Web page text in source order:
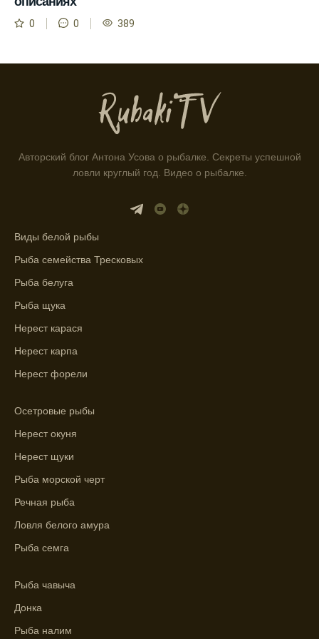
подходящее время для ловли хищной
приложении помогает выбрать наилучшие
места для рыбалки.
Прогноз клева учитывает влияние лунных
фаз и погодных условий на активность
рыбы.
Узнайте вероятности успешной ловли на
График клева рыбы зависит от фаз луны и
Выберите лучшее время для рыбной
прогноз клева.
Зависимость активности рыбы от
клева.
максимального атмосферного давления,
как указывает прогноз клева.
Прогноз клева на сутки вперед дает ясное
представление о том, когда и где клюет
Находите ближайшие водоемы для ловли с
Учитывайте фазы луны при выборе места
0 0 389
Авторский блог Антона Усова о рыбалке. Секреты успешной
ловли круглый год. Видео о рыбалке.
Виды белой рыбы
Рыба семейства Тресковых
Рыба белуга
Рыба щука
Нерест карася
Нерест карпа
Нерест форели
Осетровые рыбы
Нерест окуня
Нерест щуки
Рыба морской черт
Речная рыба
Ловля белого амура
Рыба семга
Рыба чавыча
Донка
Рыба налим